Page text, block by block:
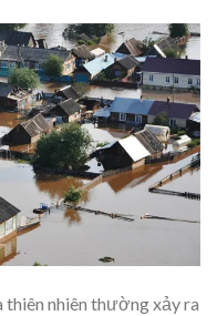
nhiên thường xảy ra